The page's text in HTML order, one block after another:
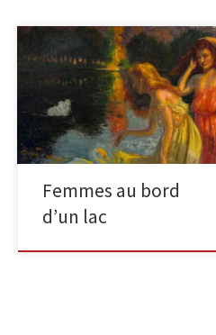
Femmes au bord d’un lac huile sur
toile (restaurations), non signée, au
dos de la toile une inscription: G
Latouche […]
Femmes au bord
d’un lac